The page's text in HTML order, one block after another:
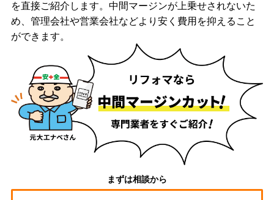
を直接ご紹介します。中間マージンが上乗せされないた
め、管理会社や営業会社などより安く費用を抑えること
ができます。
まずは相談から